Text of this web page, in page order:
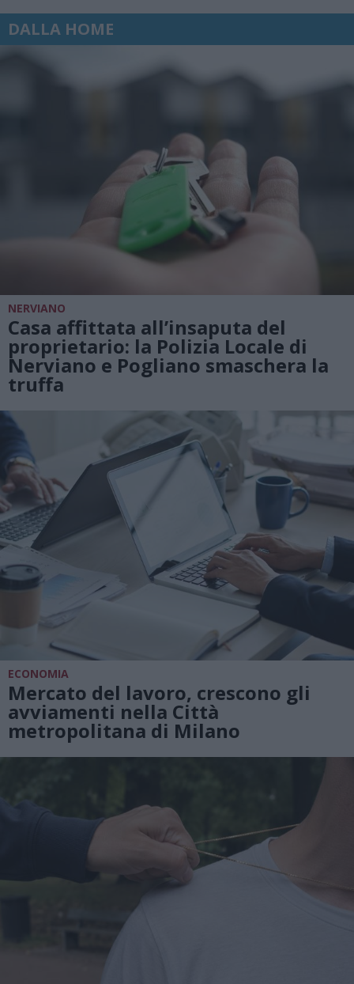
DALLA HOME
NERVIANO
Casa affittata all’insaputa del
proprietario: la Polizia Locale di
Nerviano e Pogliano smaschera la
truffa
ECONOMIA
Mercato del lavoro, crescono gli
avviamenti nella Città
metropolitana di Milano